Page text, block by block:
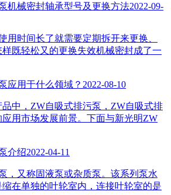
机械密封轴承型号及更换方法2022-09-
用时间长了就需要定期拆开来更换、
既轻松又的更换失效机械密封成了一
应用于什么领域？ 2022-08-10
中，ZW自吸式排污泵，ZW自吸式排
用市场发展前景。下面与新光明ZW
介绍2022-04-11
，又称固液泵或杂质泵。该系列泵水
在单独的叶轮室内，连接叶轮室的是